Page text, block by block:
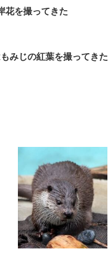
花を撮ってきた
みじの紅葉を撮ってきた